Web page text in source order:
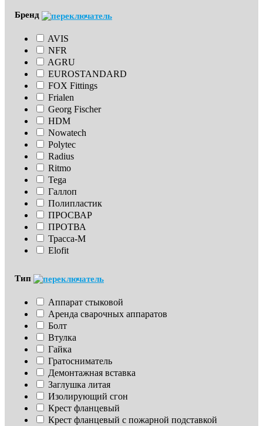
Бренд
AVIS
NFR
AGRU
EUROSTANDARD
FOX Fittings
Frialen
Georg Fischer
HDM
Nowatech
Polytec
Radius
Ritmo
Tega
Галлоп
Полипластик
ПРОСВАР
ПРОТВА
Трасса-М
Elofit
Тип
Аппарат стыковой
Аренда сварочных аппаратов
Болт
Втулка
Гайка
Гратосниматель
Демонтажная вставка
Заглушка литая
Изoлирующий сгон
Крест фланцевый
Крест фланцевый с пожарной подставкой